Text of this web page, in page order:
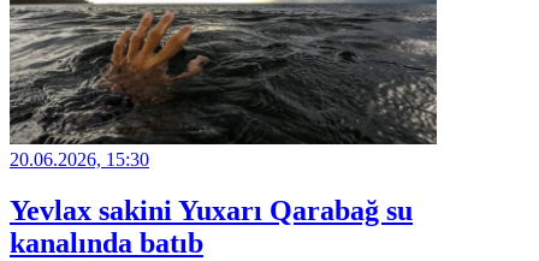
20.06.2026, 15:30
Yevlax sakini Yuxarı Qarabağ su
kanalında batıb